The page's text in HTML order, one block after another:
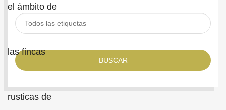
BUSCAR